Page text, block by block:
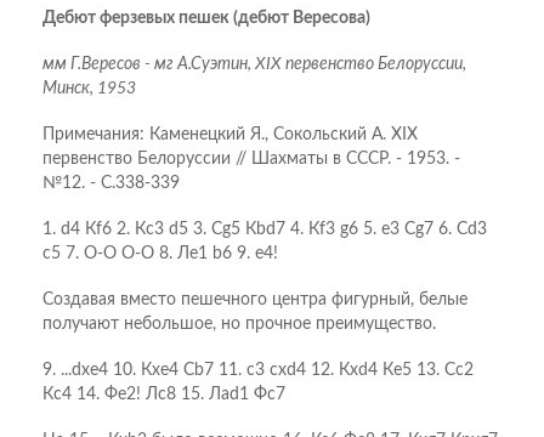
Дебют ферзевых пешек (дебют Вересова)
мм Г.Вересов - мг А.Суэтин, XIX первенство Белоруссии,
Минск, 1953
Примечания: Каменецкий Я., Сокольский А. XIX
первенство Белоруссии // Шахматы в СССР. - 1953. -
№12. - С.338-339
1. d4 Кf6 2. Кc3 d5 3. Сg5 Кbd7 4. Кf3 g6 5. e3 Сg7 6. Сd3
c5 7. O-O O-O 8. Лe1 b6 9. e4!
Создавая вместо пешечного центра фигурный, белые
получают небольшое, но прочное преимущество.
9. ...dxe4 10. Кxe4 Сb7 11. c3 cxd4 12. Кxd4 Кe5 13. Сc2
Кc4 14. Фe2! Лc8 15. Лad1 Фc7